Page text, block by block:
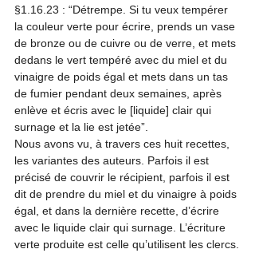
§1.16.23 : “Détrempe. Si tu veux tempérer
la couleur verte pour écrire, prends un vase
de bronze ou de cuivre ou de verre, et mets
dedans le vert tempéré avec du miel et du
vinaigre de poids égal et mets dans un tas
de fumier pendant deux semaines, après
enlève et écris avec le [liquide] clair qui
surnage et la lie est jetée”.
Nous avons vu, à travers ces huit recettes,
les variantes des auteurs. Parfois il est
précisé de couvrir le récipient, parfois il est
dit de prendre du miel et du vinaigre à poids
égal, et dans la dernière recette, d’écrire
avec le liquide clair qui surnage. L’écriture
verte produite est celle qu’utilisent les clercs.